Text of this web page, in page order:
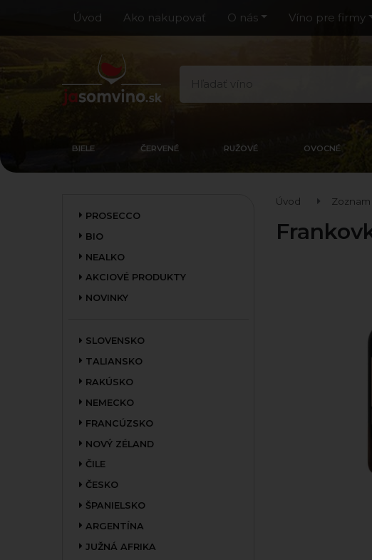
Úvod Ako nakupovať O nás Víno pre firmy
BIELE ČERVENÉ RUŽOVÉ OVOCNÉ
PROSECCO
BIO
NEALKO
AKCIOVÉ PRODUKTY
NOVINKY
SLOVENSKO
TALIANSKO
RAKÚSKO
NEMECKO
FRANCÚZSKO
NOVÝ ZÉLAND
ČILE
ČESKO
ŠPANIELSKO
ARGENTÍNA
JUŽNÁ AFRIKA
Úvod Zoznam